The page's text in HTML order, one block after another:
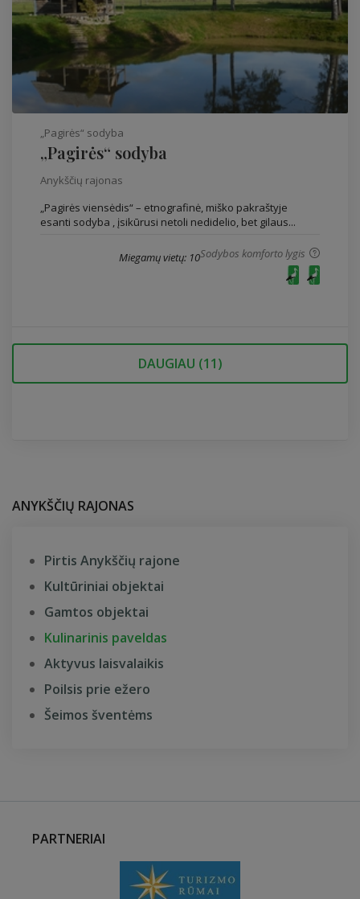
„Pagirės“ sodyba
„Pagirės“ sodyba
Anykščių rajonas
„Pagirės viensėdis“ – etnografinė, miško pakraštyje
esanti sodyba , įsikūrusi netoli nedidelio, bet gilaus...
Sodybos komforto lygis
Miegamų vietų: 10
DAUGIAU (11)
ANYKŠČIŲ RAJONAS
Pirtis Anykščių rajone
Kultūriniai objektai
Gamtos objektai
Kulinarinis paveldas
Aktyvus laisvalaikis
Poilsis prie ežero
Šeimos šventėms
PARTNERIAI